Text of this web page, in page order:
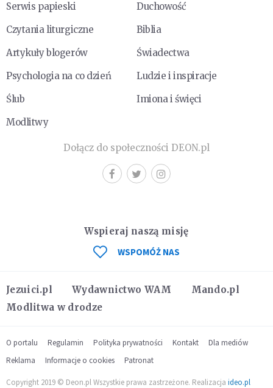
Serwis papieski
Duchowość
Czytania liturgiczne
Biblia
Artykuły blogerów
Świadectwa
Psychologia na co dzień
Ludzie i inspiracje
Ślub
Imiona i święci
Modlitwy
Dołącz do społeczności DEON.pl
Jezuici.pl Wydawnictwo WAM
Mando.pl
Modlitwa w drodze
Wspieraj naszą misję
WSPOMÓŻ NAS
O portalu Regulamin Polityka prywatności Kontakt
Dla mediów
Reklama
Informacje o cookies Patronat
Copyright 2019 © Deon.pl Wszystkie prawa zastrzeżone. Realizacja ideo.pl